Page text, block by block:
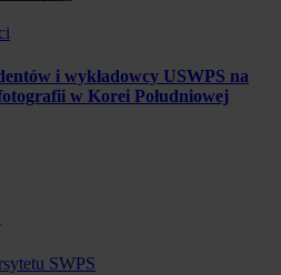
i wykładowcy USWPS na
w Korei Południowej
SWPS